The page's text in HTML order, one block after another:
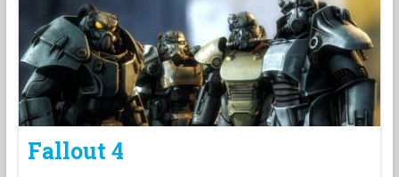
Fallout 4